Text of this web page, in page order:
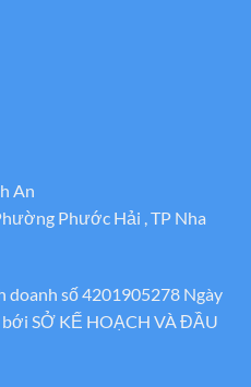
An
Phước Hải , TP Nha
doanh số 4201905278 Ngày
SỞ KẾ HOẠCH VÀ ĐẦU